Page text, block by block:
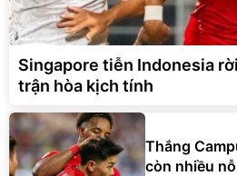
Singapore tiễn Indonesia
trận hòa kịch tính
Thắng
còn nhiều